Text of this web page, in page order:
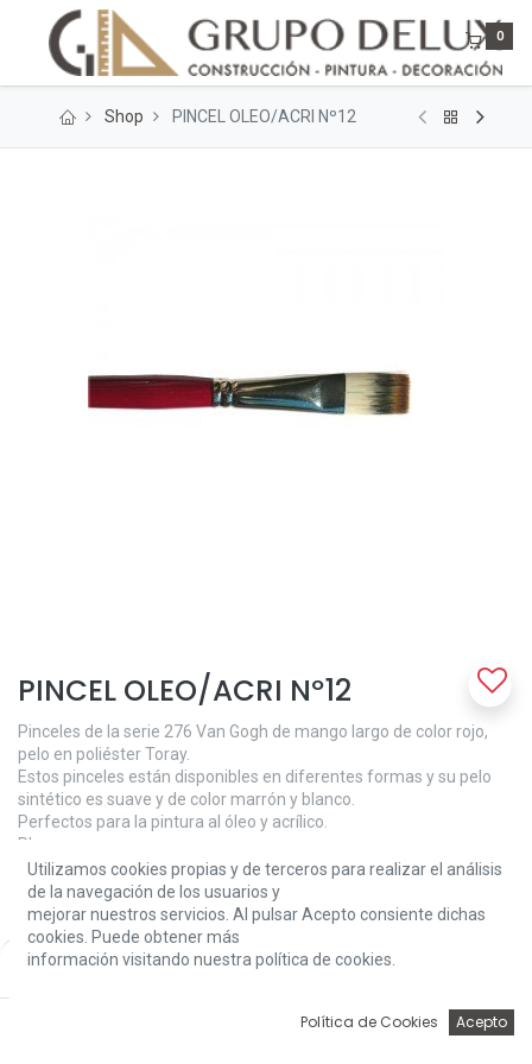
Price:
Add to Cart
0
Shop PINCEL OLEO/ACRI Nº12
PINCEL OLEO/ACRI Nº12
Pinceles de la serie 276 Van Gogh de mango largo de color rojo,
pelo en poliéster Toray.
Estos pinceles están disponibles en diferentes formas y su pelo
sintético es suave y de color marrón y blanco.
Perfectos para la pintura al óleo y acrílico.
Plano
5,90€
Utilizamos cookies propias y de terceros para realizar el análisis
de la navegación de los usuarios y
mejorar nuestros servicios. Al pulsar Acepto consiente dichas
cookies. Puede obtener más
información visitando nuestra política de cookies.
Política de Cookies Acepto